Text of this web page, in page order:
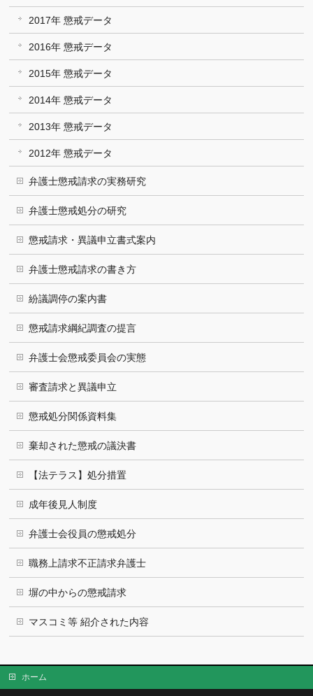
2017年 懲戒データ
2016年 懲戒データ
2015年 懲戒データ
2014年 懲戒データ
2013年 懲戒データ
2012年 懲戒データ
弁護士懲戒請求の実務研究
弁護士懲戒処分の研究
懲戒請求・異議申立書式案内
弁護士懲戒請求の書き方
紛議調停の案内書
懲戒請求綱紀調査の提言
弁護士会懲戒委員会の実態
審査請求と異議申立
懲戒処分関係資料集
棄却された懲戒の議決書
【法テラス】処分措置
成年後見人制度
弁護士会役員の懲戒処分
職務上請求不正請求弁護士
塀の中からの懲戒請求
マスコミ等 紹介された内容
ホーム